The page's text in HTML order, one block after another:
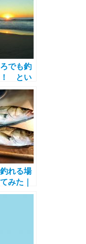
（昨日
でも釣
！ とい
れる場
みた｜
フのシ
は最